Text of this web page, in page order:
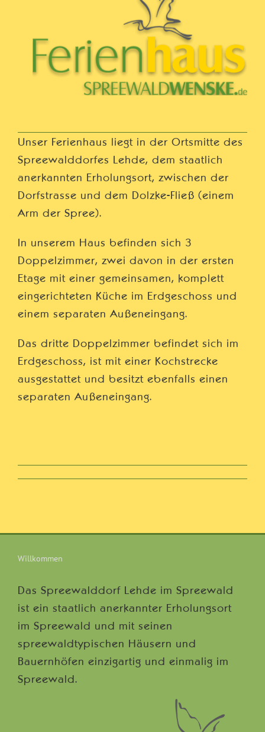
Unser Ferienhaus liegt in der Ortsmitte des
Spreewalddorfes Lehde, dem staatlich
anerkannten Erholungsort, zwischen der
Dorfstrasse und dem Dolzke-Fließ (einem
Arm der Spree).
In unserem Haus befinden sich 3
Doppelzimmer, zwei davon in der ersten
Etage mit einer gemeinsamen, komplett
eingerichteten Küche im Erdgeschoss und
einem separaten Außeneingang.
Das dritte Doppelzimmer befindet sich im
Erdgeschoss, ist mit einer Kochstrecke
ausgestattet und besitzt ebenfalls einen
separaten Außeneingang.
Willkommen
Das Spreewalddorf Lehde im Spreewald
ist ein staatlich anerkannter Erholungsort
im Spreewald und mit seinen
spreewaldtypischen Häusern und
Bauernhöfen einzigartig und einmalig im
Spreewald.